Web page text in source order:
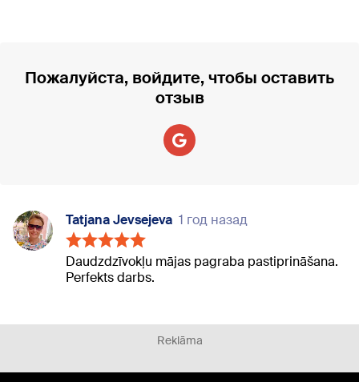
Пожалуйста, войдите, чтобы оставить
отзыв
Tatjana Jevsejeva 1 год назад
Daudzdzīvokļu mājas pagraba pastiprināšana.
Perfekts darbs.
Reklāma